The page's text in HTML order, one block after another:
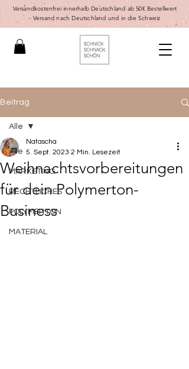
Versandkostenfrei innerhalb Deutschland ab 50€ Bestellwert
- Versand nach Deutschland und in die Schweiz
Beitrag
Alle
MARKETING
RECHTLICHES
POLYMERTON
MATERIAL
Alle
Weihnachtsvorbereitungen
für dein Polymerton-
Business
Natascha
5. Sept. 2023 2 Min. Lesezeit